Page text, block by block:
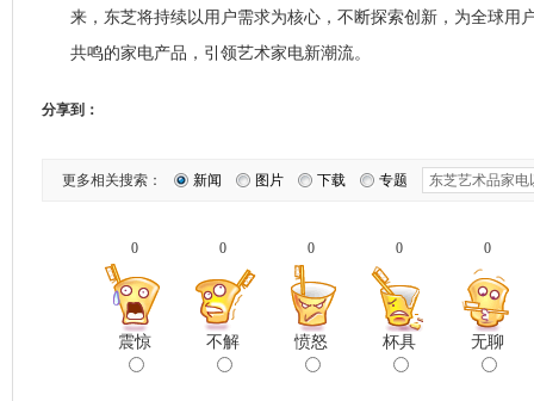
来，东芝将持续以用户需求为核心，不断探索创新，为全球用
共鸣的家电产品，引领艺术家电新潮流。
分享到：
更多相关搜索： 新闻 图片 下载 专题
0
震惊
0
不解
0
愤怒
0
杯具
0
无聊